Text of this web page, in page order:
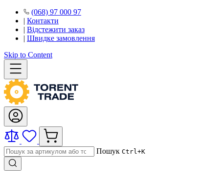
(068) 97 000 97
| Контакти
| Відстежити заказ
| Швидке замовлення
Skip to Content
Пошук Ctrl+K